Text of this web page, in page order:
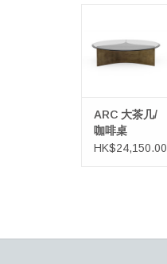
ARC 大茶几/
咖啡桌
HK$24,150.00